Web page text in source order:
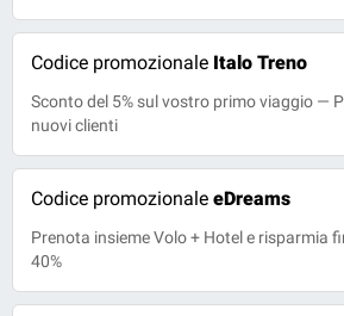
Codice promozionale Italo Treno
Sconto del 5% sul vostro primo viaggio —
nuovi clienti
Codice promozionale eDreams
Prenota insieme Volo + Hotel e risparmia
40%